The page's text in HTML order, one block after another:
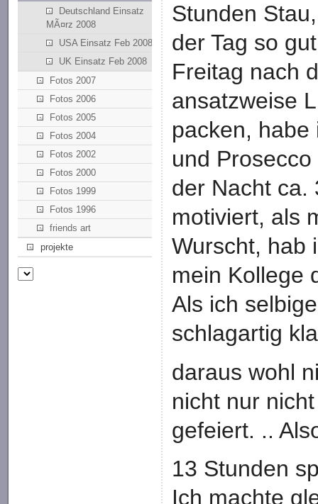
Deutschland Einsatz
MÃ¤rz 2008
USA Einsatz Feb 2008
UK Einsatz Feb 2008
Fotos 2007
Fotos 2006
Fotos 2005
Fotos 2004
Fotos 2002
Fotos 2000
Fotos 1999
Fotos 1996
friends art
projekte
Stunden
der Tag so
Freitag nach
ansatzweise
packen,
und
der Nacht ca.
motiviert, als
Wurscht, hab
mein Kollege
Als ich
schlagartig
daraus wohl
nicht nur
gefeiert. ..
13 Stunden
Ich machte